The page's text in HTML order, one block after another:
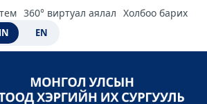
360° виртуал аялал Холбоо барих
EN